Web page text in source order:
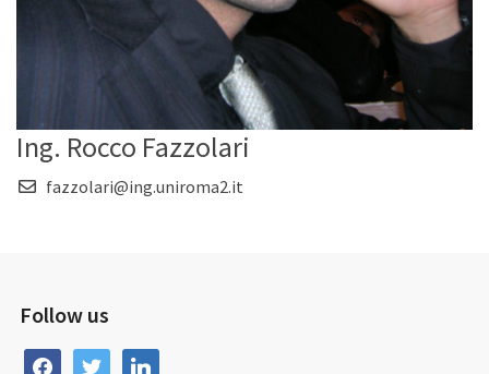
Ing. Rocco Fazzolari
fazzolari@ing.uniroma2.it
Follow us
facebooktwitter linkedin